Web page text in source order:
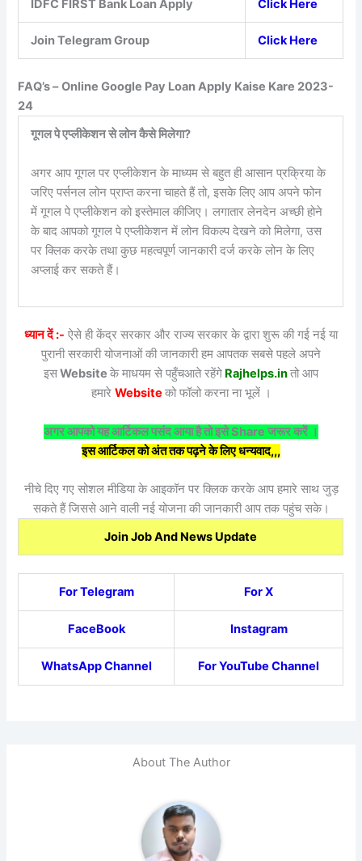
IDFC FIRST Bank Loan Apply Click Here
Join Telegram Group Click Here
FAQ’s – Online Google Pay Loan Apply Kaise Kare 2023-
24
गूगल पे एप्लीकेशन से लोन कैसे मिलेगा?
अगर आप गूगल पर एप्लीकेशन के माध्यम से बहुत ही आसान प्रक्रिया के
जरिए पर्सनल लोन प्राप्त करना चाहते हैं तो, इसके लिए आप अपने फोन
में गूगल पे एप्लीकेशन को इस्तेमाल कीजिए। लगातार लेनदेन अच्छी होने
के बाद आपको गूगल पे एप्लीकेशन में लोन विकल्प देखने को मिलेगा, उस
पर क्लिक करके तथा कुछ महत्वपूर्ण जानकारी दर्ज करके लोन के लिए
अप्लाई कर सकते हैं।
ध्यान दें :- ऐसे ही केंद्र सरकार और राज्य सरकार के द्वारा शुरू की गई नई या
पुरानी सरकारी योजनाओं की जानकारी हम आपतक सबसे पहले अपने
इसWebsite के माधयम से पहुँचआते रहेंगे Rajhelps.inतो आप
हमारे Website को फॉलो करना ना भूलें ।
अगर आपको यह आर्टिकल पसंद आया है तो इसे Share जरूर करें ।
इस आर्टिकल को अंत तक पढ़ने के लिए धन्यवाद,,,
नीचे दिए गए सोशल मीडिया के आइकॉन पर क्लिक करके आप हमारे साथ जुड़
सकते हैं जिससे आने वाली नई योजना की जानकारी आप तक पहुंच सके।
Join Job And News Update
For Telegram For X
FaceBook Instagram
WhatsApp Channel For YouTube Channel
About The Author